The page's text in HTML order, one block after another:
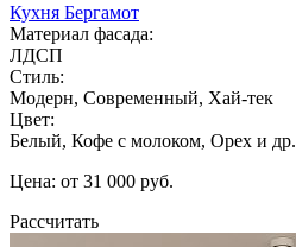
Кухня Бергамот
Материал фасада:
ЛДСП
Стиль:
Модерн, Современный, Хай-тек
Цвет:
Белый, Кофе с молоком, Орех и др.
Цена: от 31 000 руб.
Рассчитать